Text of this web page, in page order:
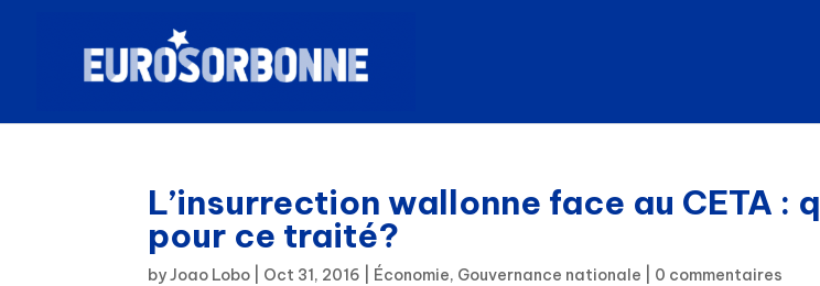
L’insurrection wallonne face au CETA :
pour ce traité?
byJoao Lobo Oct 31, 2016 Économie, Gouvernance nationale 0 commentaires